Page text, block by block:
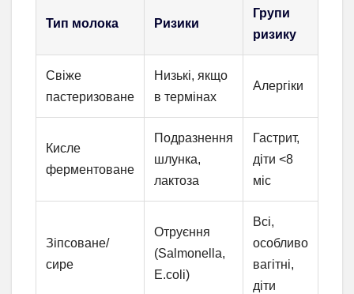
Тип молока Ризики
Групи
ризику
Свіже
пастеризоване
Низькі, якщо
в термінах
Алергіки
Кисле
ферментоване
Подразнення
шлунка,
лактоза
Гастрит,
діти <8
міс
Зіпсоване/
сире
Отруєння
(Salmonella,
E.coli)
Всі,
особливо
вагітні,
діти